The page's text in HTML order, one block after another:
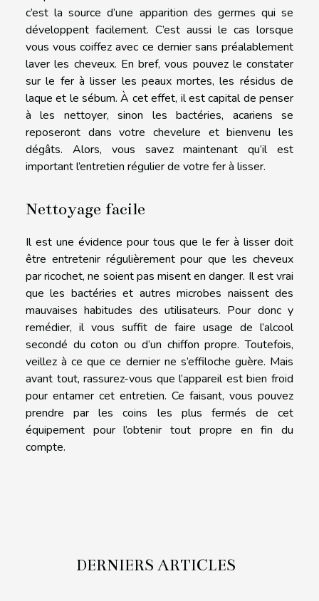
c’est la source d’une apparition des germes qui se
développent facilement. C’est aussi le cas lorsque
vous vous coiffez avec ce dernier sans préalablement
laver les cheveux. En bref, vous pouvez le constater
sur le fer à lisser les peaux mortes, les résidus de
laque et le sébum. À cet effet, il est capital de penser
à les nettoyer, sinon les bactéries, acariens se
reposeront dans votre chevelure et bienvenu les
dégâts. Alors, vous savez maintenant qu’il est
important l’entretien régulier de votre fer à lisser.
Nettoyage facile
Il est une évidence pour tous que le fer à lisser doit
être entretenir régulièrement pour que les cheveux
par ricochet, ne soient pas misent en danger. Il est vrai
que les bactéries et autres microbes naissent des
mauvaises habitudes des utilisateurs. Pour donc y
remédier, il vous suffit de faire usage de l’alcool
secondé du coton ou d’un chiffon propre. Toutefois,
veillez à ce que ce dernier ne s’effiloche guère. Mais
avant tout, rassurez-vous que l’appareil est bien froid
pour entamer cet entretien. Ce faisant, vous pouvez
prendre par les coins les plus fermés de cet
équipement pour l’obtenir tout propre en fin du
compte.
DERNIERS ARTICLES